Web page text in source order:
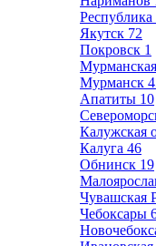
Якутск 72
Покровск 1
Мурманск
Апатиты 10
Калужская
Калуга 46
Обнинск 19
Чувашская
Чебоксары